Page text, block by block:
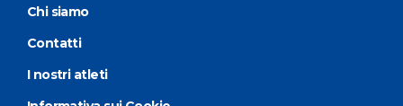
Chi siamo
Contatti
I nostri atleti